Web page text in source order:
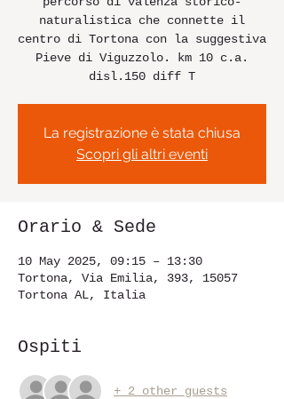
naturalistica che connette il
centro di Tortona con la suggestiva
Pieve di Viguzzolo. km 10 c.a.
disl.150 diff T
La registrazione è stata chiusa
Scopri gli altri eventi
Orario & Sede
10 May 2025, 09:15 – 13:30
Tortona, Via Emilia, 393, 15057
Tortona AL, Italia
Ospiti
+ 2 other guests